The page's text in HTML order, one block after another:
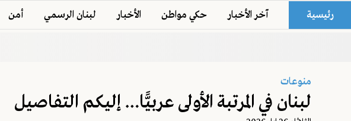
رئيسية آخر الأخبار حكي مواطن الأخبار لبنان الرسمي أمن
منوعات
لبنان في المرتبة الأولى عربيًّا… إليكم التفاصيل